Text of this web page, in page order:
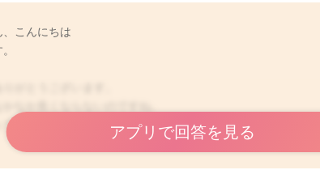
、こんにちは
しまうのですね
アプリで回答を見る